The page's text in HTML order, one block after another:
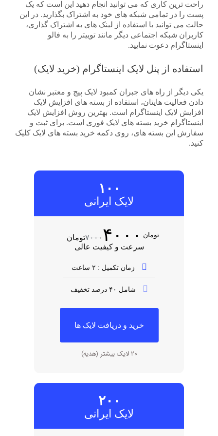
راحت ترین کاری که می توانید انجام دهید این است که یک
پست را در تمامی شبکه های خود به اشتراک بگذارید. در این
حالت می توانید با استفاده از لینک های به اشتراک گذاری،
کاربران شبکه اجتماعی دیگر مانند توییتر را به فالو
اینستاگرام دعوت نمایید.
استفاده از پنل لایک اینستاگرام (خرید لایک)
یکی دیگر از راه های جبران کمبود لایک پیج و معتبر نشان
دادن فعالیت هایتان، استفاده از بسته های افزایش لایک
افزایش لایک اینستاگرام است. بهترین روش افزایش لایک
اینستاگرام خرید بسته های لایک فوری است. برای ثبت و
سفارش این بسته های، روی دکمه خرید بسته های لایک کلیک
کنید.
۱۰۰
لایک ایرانی
۷۰۰۰تومان ۴۰۰۰ تومان
سرعت و کیفیت عالی
زمان تکمیل : ۲ ساعت
شامل ۴۰ درصد تخفیف
خرید و دریافت لایک ها
۲۰ لایک بیشتر (هدیه)
۲۰۰
لایک ایرانی